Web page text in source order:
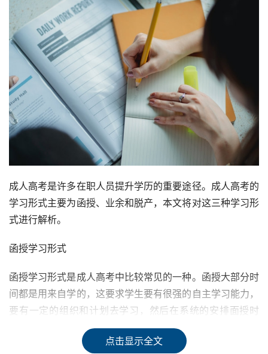
成人高考是许多在职人员提升学历的重要途径。成人高考的
学习形式主要为函授、业余和脱产，本文将对这三种学习形
式进行解析。
函授学习形式
函授学习形式是成人高考中比较常见的一种。函授大部分时
间都是用来自学的，这要求学生要有很强的自主学习能力，
要有一定的组织和计划去学习，然后在系统的安排面授时
间，时间一般也是在晚上或是周末业余时间。随着信息技术
的发展，函授的学习形式也在不断地改进和完善。
点击显示全文